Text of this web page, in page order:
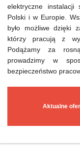
Aktualne
elektryczne instalacji
Polski i w Europie.
było możliwe dzięki
którzy pracują z
Podążamy za
prowadzimy w
bezpieczeństwo